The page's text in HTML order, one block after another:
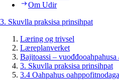
Om Udir
3. Skuvlla praksisa prinsihpat
Læring og trivsel
Læreplanverket
Bajitoassi –
3. Skuvlla praksisa prinsihpat
3.4 Oahpahus